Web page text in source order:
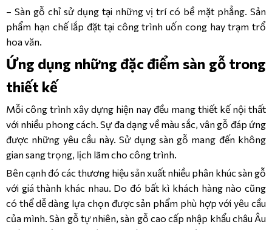
– Sàn gỗ chỉ sử dụng tại những vị trí có bề mặt phẳng. Sản
phẩm hạn chế lắp đặt tại công trình uốn cong hay trạm trổ
hoa văn.
Ứng dụng những đặc điểm sàn gỗ trong
thiết kế
Mỗi công trình xây dựng hiện nay đều mang thiết kế nội thất
với nhiều phong cách. Sự đa dạng về màu sắc, vân gỗ đáp ứng
được những yêu cầu này. Sử dụng sàn gỗ mang đến không
gian sang trọng, lịch lãm cho công trình.
Bên cạnh đó các thương hiệu sản xuất nhiều phân khúc sàn gỗ
với giá thành khác nhau. Do đó bất kì khách hàng nào cũng
có thể dễ dàng lựa chọn được sản phẩm phù hợp với yêu cầu
của mình. Sàn gỗ tự nhiên, sàn gỗ cao cấp nhập khẩu châu Âu